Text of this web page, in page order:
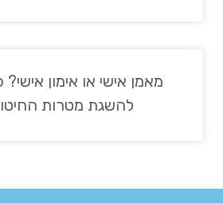
מאמן אישי או אימון אישי?
להשגת מטרות